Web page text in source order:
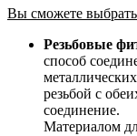
Вы сможете
Резьбовые
способ
резьбой с
соединение.
Материалом